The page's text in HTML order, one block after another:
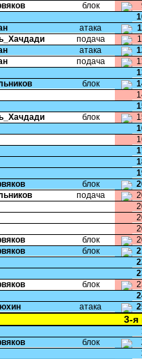
блок
атака
подача
атака
подача
блок
блок
блок
подача
блок
блок
блок
атака
3-я
блок